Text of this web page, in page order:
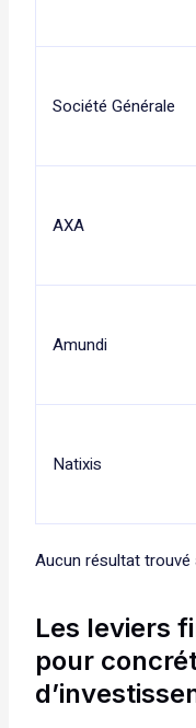
Société Générale
AXA
Amundi
Natixis
Aucun résultat
Les leviers
pour